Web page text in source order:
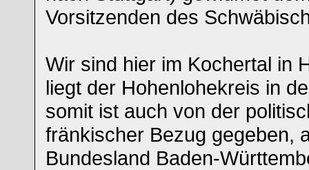
Vorsitzenden des
Wir sind hier im Kochertal in
liegt der Hohenlohekreis in
somit ist auch von der
fränkischer Bezug gegeben,
Bundesland Baden-